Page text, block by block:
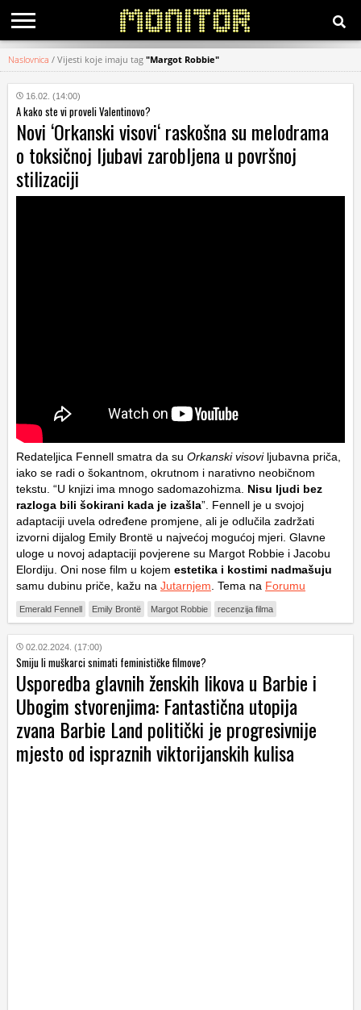
KATEGORIJE
HRVATSKI
WEB
Naslovnica / Vijesti koje imaju tag "Margot Robbie"
16.02. (14:00)
A kako ste vi proveli Valentinovo?
Novi ‘Orkanski visovi‘ raskošna su melodrama
o toksičnoj ljubavi zarobljena u površnoj
stilizaciji
Redateljica Fennell smatra da su Orkanski visoviljubavna priča,
iako se radi o šokantnom, okrutnom i narativno neobičnom
tekstu. “U knjizi ima mnogo sadomazohizma. Nisu ljudi bez
razloga bili šokirani kada je izašla”. Fennell je u svojoj
adaptaciji uvela određene promjene, ali je odlučila zadržati
izvorni dijalog Emily Brontë u najvećoj mogućoj mjeri. Glavne
uloge u novoj adaptaciji povjerene su Margot Robbie i Jacobu
Elordiju. Oni nose film u kojem estetika i kostimi nadmašuju
samu dubinu priče, kažu na Jutarnjem . Tema na Forumu
Emerald Fennell Emily Brontë Margot Robbie recenzija filma
02.02.2024. (17:00)
Smiju li muškarci snimati feminističke filmove?
Usporedba glavnih ženskih likova u Barbie i
Ubogim stvorenjima: Fantastična utopija
zvana Barbie Land politički je progresivnije
mjesto od ispraznih viktorijanskih kulisa